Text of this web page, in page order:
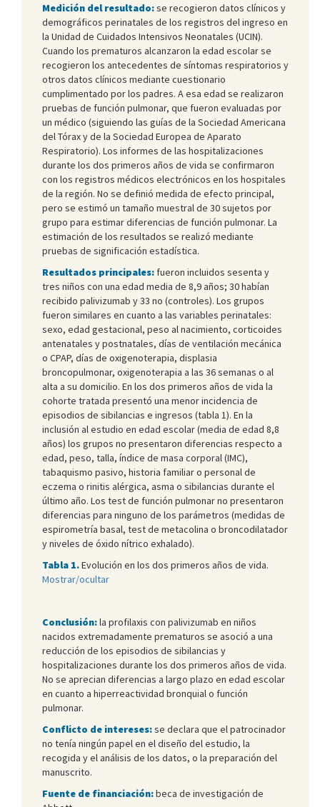
Medición del resultado:se recogieron datos clínicos y
demográficos perinatales de los registros del ingreso en
la Unidad de Cuidados Intensivos Neonatales (UCIN).
Cuando los prematuros alcanzaron la edad escolar se
recogieron los antecedentes de síntomas respiratorios y
otros datos clínicos mediante cuestionario
cumplimentado por los padres. A esa edad se realizaron
pruebas de función pulmonar, que fueron evaluadas por
un médico (siguiendo las guías de la Sociedad Americana
del Tórax y de la Sociedad Europea de Aparato
Respiratorio). Los informes de las hospitalizaciones
durante los dos primeros años de vida se confirmaron
con los registros médicos electrónicos en los hospitales
de la región. No se definió medida de efecto principal,
pero se estimó un tamaño muestral de 30 sujetos por
grupo para estimar diferencias de función pulmonar. La
estimación de los resultados se realizó mediante
pruebas de significación estadística.
Resultados principales: fueron incluidos sesenta y
tres niños con una edad media de 8,9 años; 30 habían
recibido palivizumab y 33 no (controles). Los grupos
fueron similares en cuanto a las variables perinatales:
sexo, edad gestacional, peso al nacimiento, corticoides
antenatales y postnatales, días de ventilación mecánica
o CPAP, días de oxigenoterapia, displasia
broncopulmonar, oxigenoterapia a las 36 semanas o al
alta a su domicilio. En los dos primeros años de vida la
cohorte tratada presentó una menor incidencia de
episodios de sibilancias e ingresos (tabla 1). En la
inclusión al estudio en edad escolar (media de edad 8,8
años) los grupos no presentaron diferencias respecto a
edad, peso, talla, índice de masa corporal (IMC),
tabaquismo pasivo, historia familiar o personal de
eczema o rinitis alérgica, asma o sibilancias durante el
último año. Los test de función pulmonar no presentaron
diferencias para ninguno de los parámetros (medidas de
espirometría basal, test de metacolina o broncodilatador
y niveles de óxido nítrico exhalado).
Tabla 1.Evolución en los dos primeros años de vida.
Mostrar/ocultar
Conclusión:la profilaxis con palivizumab en niños
nacidos extremadamente prematuros se asoció a una
reducción de los episodios de sibilancias y
hospitalizaciones durante los dos primeros años de vida.
No se aprecian diferencias a largo plazo en edad escolar
en cuanto a hiperreactividad bronquial o función
pulmonar.
Conflicto de intereses:se declara que el patrocinador
no tenía ningún papel en el diseño del estudio, la
recogida y el análisis de los datos, o la preparación del
manuscrito.
Fuente de financiación:beca de investigación de